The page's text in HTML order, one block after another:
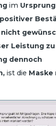
im
nicht
Leistung
dennoch
ist die Maske